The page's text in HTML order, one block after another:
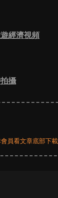
經濟視頻
攝
員看文章底部下